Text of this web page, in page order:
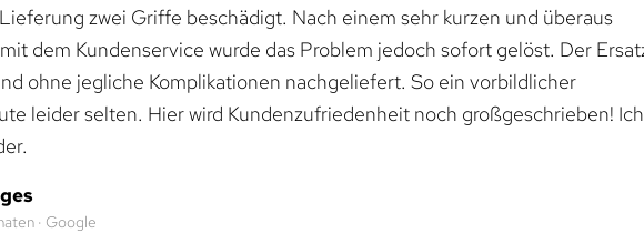
zwei Griffe beschädigt. Nach einem sehr kurzen und überaus
dem Kundenservice wurde das Problem jedoch sofort gelöst. Der
ohne jegliche Komplikationen nachgeliefert. So ein vorbildlicher
leider selten. Hier wird Kundenzufriedenheit noch großgeschrieben! Ich
· Google